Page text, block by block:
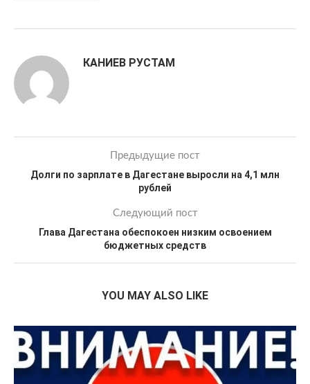
КАНИЕВ РУСТАМ
Предыдущие пост
Долги по зарплате в Дагестане выросли на 4,1 млн
рублей
Следующий пост
Глава Дагестана обеспокоен низким освоением
бюджетных средств
YOU MAY ALSO LIKE